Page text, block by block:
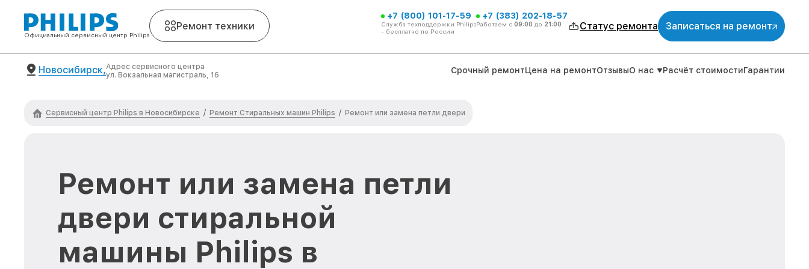
Официальный сервисный центр Philips
Ремонт техники
+7 (800) 101-17-59
Служба техподдержки Philips
- бесплатно по России
+7 (383) 202-18-57
Работаем с 09:00 до 21:00 Статус ремонта Записаться на ремонт
Новосибирск,Адрес сервисного центра
ул. Вокзальная магистраль, 16
Срочный ремонтЦена на ремонтОтзывыО нас Расчёт стоимостиГарантии
Сервисный центр Philips в Новосибирске / Ремонт Стиральных машин Philips / Ремонт или замена петли двери
Ремонт или замена петли
двери стиральной
машины Philips в